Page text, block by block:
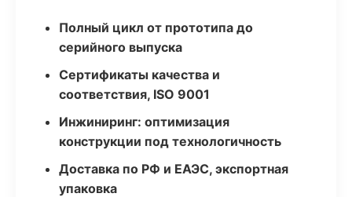
Полный цикл от прототипа до
серийного выпуска
Сертификаты качества и
соответствия, ISO 9001
Инжиниринг: оптимизация
конструкции под технологичность
Доставка по РФ и ЕАЭС, экспортная
упаковка